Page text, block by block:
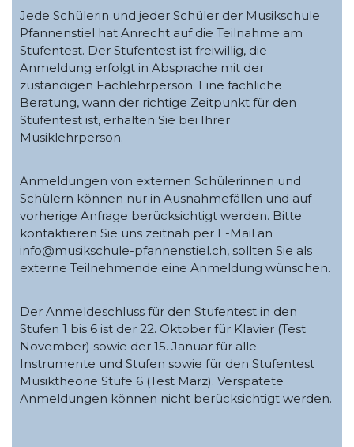
Jede Schülerin und jeder Schüler der Musikschule
Pfannenstiel hat Anrecht auf die Teilnahme am
Stufentest. Der Stufentest ist freiwillig, die
Anmeldung erfolgt in Absprache mit der
zuständigen Fachlehrperson. Eine fachliche
Beratung, wann der richtige Zeitpunkt für den
Stufentest ist, erhalten Sie bei Ihrer
Musiklehrperson.
Anmeldungen von externen Schülerinnen und
Schülern können nur in Ausnahmefällen und auf
vorherige Anfrage berücksichtigt werden. Bitte
kontaktieren Sie uns zeitnah per E-Mail an
info@musikschule-pfannenstiel.ch, sollten Sie als
externe Teilnehmende eine Anmeldung wünschen.
Der Anmeldeschluss für den Stufentest in den
Stufen 1 bis 6 ist der 22. Oktober für Klavier (Test
November) sowie der 15. Januar für alle
Instrumente und Stufen sowie für den Stufentest
Musiktheorie Stufe 6 (Test März). Verspätete
Anmeldungen können nicht berücksichtigt werden.